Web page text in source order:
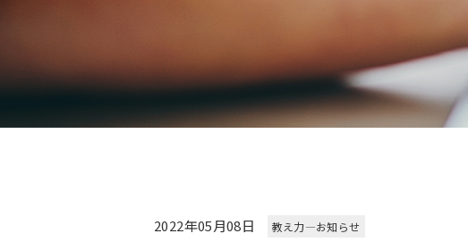
2022年05月08日 教え力―お知らせ